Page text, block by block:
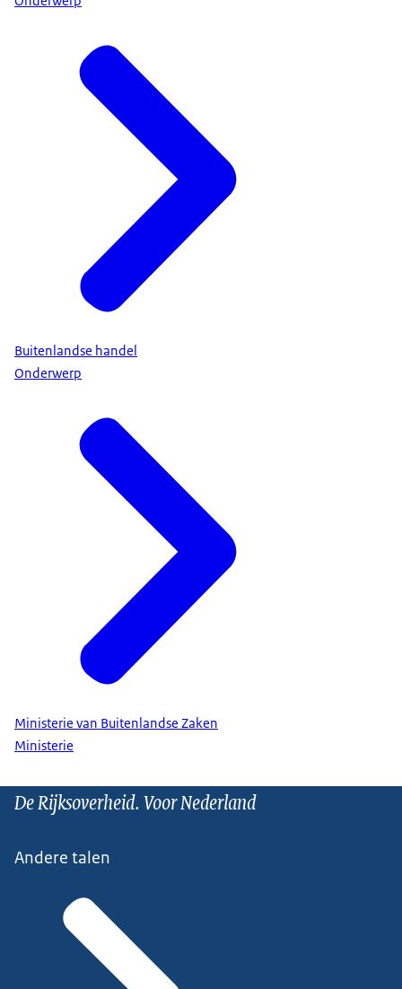
Buitenlandse handel
Onderwerp
Ministerie van Buitenlandse Zaken
Ministerie
De Rijksoverheid. Voor Nederland
Andere talen